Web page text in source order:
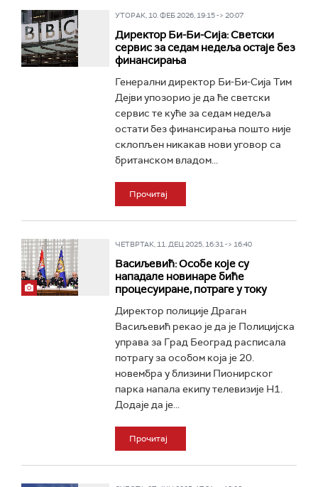
УТОРАК, 10. ФЕБ 2026, 19:15 -> 20:07
Директор Би-Би-Сија: Светски
сервис за седам недеља остаје без
финансирања
Генерални директор Би-Би-Сија Тим
Дејви упозорио је да ће светски
сервис те куће за седам недеља
остати без финансирања пошто није
склопљен никакав нови уговор са
британском владом...
Прочитај
ЧЕТВРТАК, 11. ДЕЦ 2025, 16:31 -> 16:40
Васиљевић: Особе које су
нападале новинаре биће
процесуиране, потраге у току
Директор полиције Драган
Васиљевић рекао је да је Полицијска
управа за Град Београд расписала
потрагу за особом која је 20.
новембра у близини Пионирског
парка напала екипу телевизије Н1.
Додаје да је...
Прочитај